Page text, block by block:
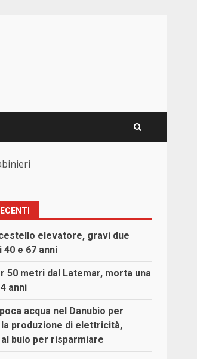
elevatore, gravi due
e 67 anni
50 metri dal Latemar, morta una
anni
acqua nel Danubio per
produzione di elettricità,
buio per risparmiare